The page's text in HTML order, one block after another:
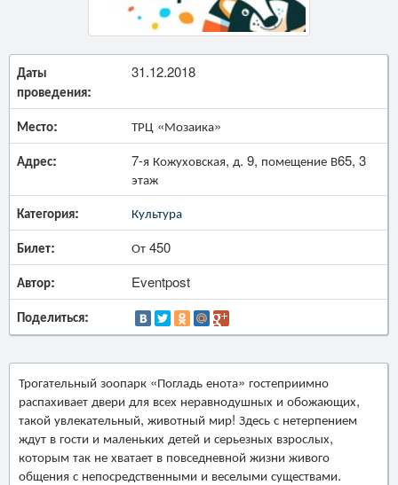
Даты
проведения:
31.12.2018
Место: ТРЦ «Мозаика»
Адрес:
7-я Кожуховская, д. 9, помещение В65, 3
этаж
Категория: Культура
Билет: От 450
Автор: Eventpost
Поделиться:
Трогательный зоопарк «Погладь енота» гостеприимно
распахивает двери для всех неравнодушных и обожающих,
такой увлекательный, животный мир! Здесь с нетерпением
ждут в гости и маленьких детей и серьезных взрослых,
которым так не хватает в повседневной жизни живого
общения с непосредственными и веселыми существами.